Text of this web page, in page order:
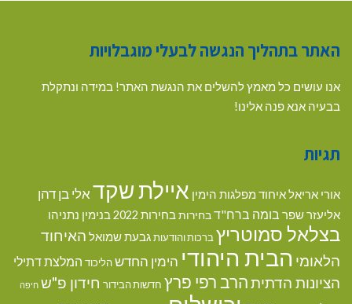
האתר בתהליך הנגשה לבעלי מוגבלויות
אנו עושים כל מאמץ להשלים את הנגשת האתר! במידה ונתקלת
בבעיה אנא פנה אלינו!
תגיות
אורי אריאלאיחוד מפלגות הימין איילת שקדאלי בן דהן
אליעזר שפר בומה ברח"דבחירות בחירות 2022 בנימין נתניהו
בצלאל סמוטריץ ברכות והודעותגבעת שמואל האיחוד
הלאומי הבית היהודי הימין החדשהליכוד המלצת דתילי
הציונות הדתיתהרב רפי פרץ חדשות הבידור חידון פ"ש חיפה